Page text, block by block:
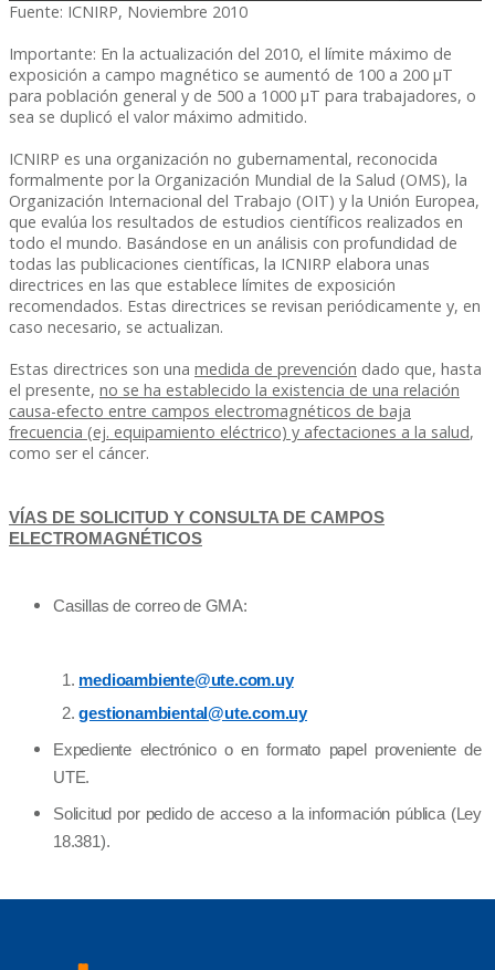
Fuente: ICNIRP, Noviembre 2010
Importante: En la actualización del 2010, el límite máximo de
exposición a campo magnético se aumentó de 100 a 200 µT
para población general y de 500 a 1000 µT para trabajadores, o
sea se duplicó el valor máximo admitido.
ICNIRP es una organización no gubernamental, reconocida
formalmente por la Organización Mundial de la Salud (OMS), la
Organización Internacional del Trabajo (OIT) y la Unión Europea,
que evalúa los resultados de estudios científicos realizados en
todo el mundo. Basándose en un análisis con profundidad de
todas las publicaciones científicas, la ICNIRP elabora unas
directrices en las que establece límites de exposición
recomendados. Estas directrices se revisan periódicamente y, en
caso necesario, se actualizan.
Estas directrices son una medida de prevención dado que, hasta
el presente, no se ha establecido la existencia de una relación
causa-efecto entre campos electromagnéticos de baja
frecuencia (ej. equipamiento eléctrico) y afectaciones a la salud,
como ser el cáncer.
VÍAS DE SOLICITUD Y CONSULTA DE CAMPOS
ELECTROMAGNÉTICOS
Casillas de correo de GMA:
1. medioambiente@ute.com.uy
2.gestionambiental@ute.com.uy
Expediente electrónico o en formato papel proveniente de
UTE.
Solicitud por pedido de acceso a la información pública (Ley
18.381).